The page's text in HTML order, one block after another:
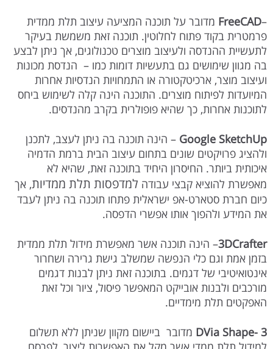
–
FreeCAD מדובר על תוכנה המציעה עיצוב תלת ממדית
פרמטרית בקוד פתוח לחלוטין. תוכנה זאת משמשת בעיקר
לתעשיית ההנדסה ולעיצוב מוצרים טכנולוגים, אך ניתן לבצע
בה מגוון שימושים גם בתעשיות דומות כמו – הנדסת מכונות
ועיצוב מוצר, ארכיטקטורה או התמחויות הנדסיות אחרות
המיועדות לפיתוח מוצרים. התוכנה הינה קלה לשימוש ביחס
לתוכנות אחרות, כך שהיא פופולרית בקרב מהנדסים.
Google SketchUp – הינה תוכנה בה ניתן לעצב, לתכנן
ולהציג פרויקטים שונים בתחום עיצוב הבית ברמת הדמיה
איכותית ביותר. החיסרון היחיד בתוכנה זאת, שהיא לא
מאפשרת להוציא קבצי עבודה למדפסות תלת ממדיות, אך
כיום חברת סטארט-אפ ישראלית פתחו תוכנה בה ניתן לעבד
את המידע ולהפוך אותו אפשרי הדפסה.
3DCrafter– הינה תוכנה אשר מאפשרת מידול תלת ממדית
בזמן אמת וגם כלי הנפשה שמשלב גישת גרירה ושחרור
אינטואיטיבי של דגמים. בתוכנה זאת ניתן לבנות דגמים
מורכבים ולבנות אובייקט המאפשר פיסול, ציור וכל זאת
האפקטים תלת מימדיים.
3 -DVia Shape
מדובר ביישום מקוון שניתן ללא תשלום